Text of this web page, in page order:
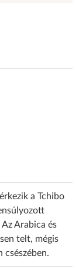
a Tchibo
Arabica és
telt, mégis
csészében.